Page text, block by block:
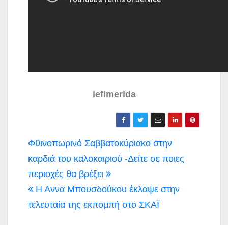
iefimerida
Πλοήγηση
άρθρων
Φθινοπωρινό Σαββατοκύριακο στην
καρδιά του καλοκαιριού -Δείτε σε ποιες
περιοχές θα βρέξει
Η Αννα Μπουσδούκου έκλαψε στην
τελευταία της εκπομπή στο ΣΚΑΪ